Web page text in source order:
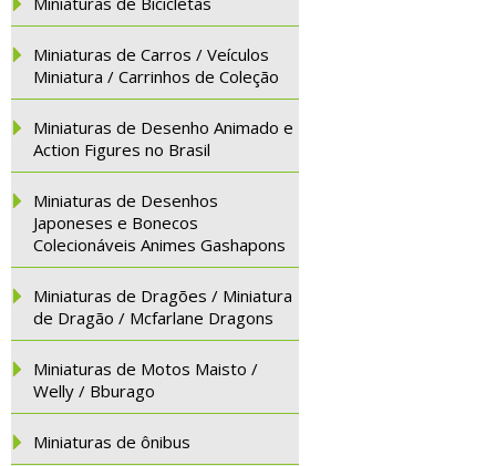
Miniaturas de Carros / Veículos
Miniatura / Carrinhos de Coleção
Miniaturas de Desenho Animado e
Action Figures no Brasil
Miniaturas de Desenhos
Japoneses e Bonecos
Colecionáveis Animes Gashapons
Miniaturas de Dragões / Miniatura
de Dragão / Mcfarlane Dragons
Miniaturas de Motos Maisto /
Welly / Bburago
Miniaturas de ônibus